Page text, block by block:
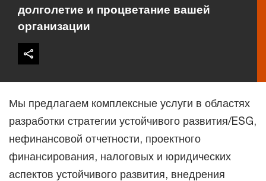
долголетие и процветание вашей
организации
Мы предлагаем комплексные услуги в областях
разработки стратегии устойчивого развития/ESG,
нефинансовой отчетности, проектного
финансирования, налоговых и юридических
аспектов устойчивого развития, внедрения